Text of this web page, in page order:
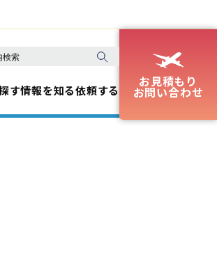
す情報を知る依頼する
お見積もり
お問い合わせ